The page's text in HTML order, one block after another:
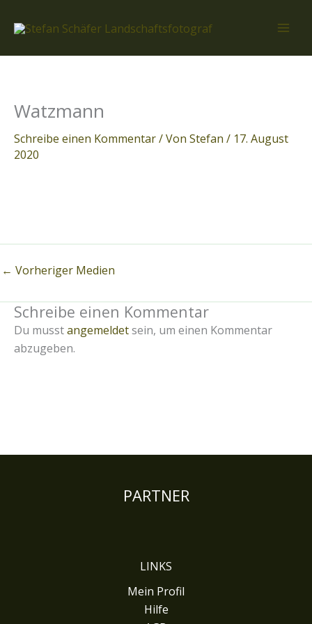
Inhalt
Watzmann
Schreibe einen Kommentar/ Von Stefan / 17. August
2020
← Vorheriger Medien
Schreibe einen Kommentar
Du musstangemeldetsein, um einen Kommentar
abzugeben.
PARTNER
LINKS
Mein Profil
Hilfe